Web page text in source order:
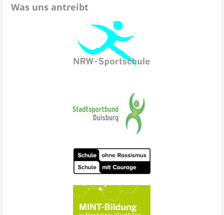
Was uns antreibt